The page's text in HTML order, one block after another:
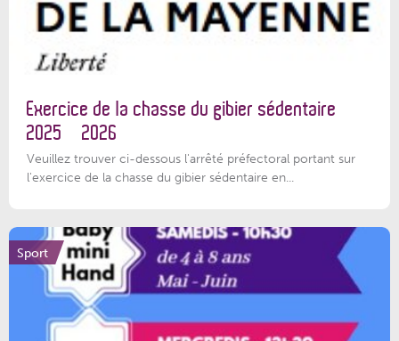
Exercice de la chasse du gibier sédentaire
2025 – 2026
Veuillez trouver ci-dessous l'arrêté préfectoral portant sur
l'exercice de la chasse du gibier sédentaire en...
Sport